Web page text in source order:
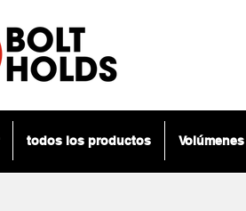
todos los productos Volúmenes